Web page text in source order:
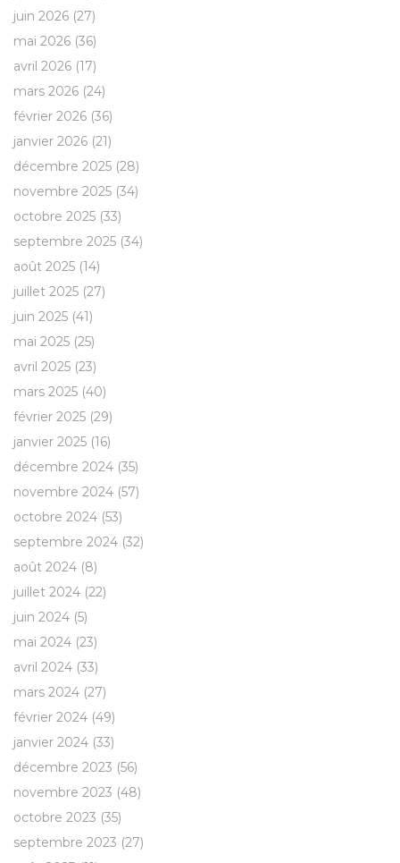
juin 2026 (27)
mai 2026 (36)
avril 2026 (17)
mars 2026 (24)
février 2026 (36)
janvier 2026 (21)
décembre 2025 (28)
novembre 2025 (34)
octobre 2025 (33)
septembre 2025 (34)
août 2025 (14)
juillet 2025 (27)
juin 2025 (41)
mai 2025 (25)
avril 2025 (23)
mars 2025 (40)
février 2025 (29)
janvier 2025 (16)
décembre 2024 (35)
novembre 2024 (57)
octobre 2024 (53)
septembre 2024 (32)
août 2024 (8)
juillet 2024 (22)
juin 2024 (5)
mai 2024 (23)
avril 2024 (33)
mars 2024 (27)
février 2024 (49)
janvier 2024 (33)
décembre 2023 (56)
novembre 2023 (48)
octobre 2023 (35)
septembre 2023 (27)